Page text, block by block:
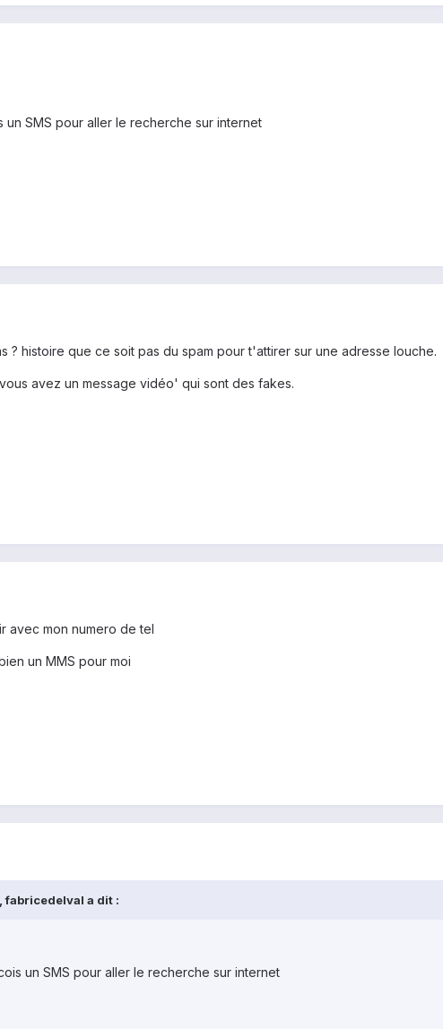
un SMS pour aller le recherche sur internet
? histoire que ce soit pas du spam pour t'attirer sur une adresse louche.
avez un message vidéo' qui sont des fakes.
avec mon numero de tel
un MMS pour moi
fabricedelval a dit :
un SMS pour aller le recherche sur internet